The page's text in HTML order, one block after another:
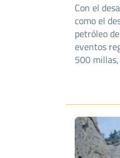
Con el
como el
petróleo
eventos
500